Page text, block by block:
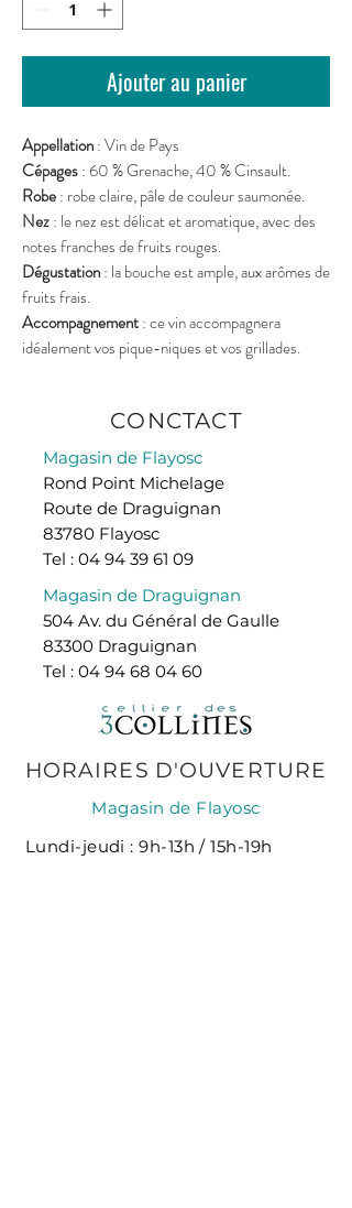
Ajouter au panier
Appellation: Vin de Pays
Cépages: 60 % Grenache, 40 % Cinsault.
Robe: robe claire, pâle de couleur saumonée.
Nez: le nez est délicat et aromatique, avec des
notes franches de fruits rouges.
Dégustation: la bouche est ample, aux arômes de
fruits frais.
Accompagnement: ce vin accompagnera
idéalement vos pique-niques et vos grillades.
CONCTACT
Magasin de Flayosc
Rond Point Michelage
Route de Draguignan
83780 Flayosc
Tel : 04 94 39 61 09
Magasin de Draguignan
504 Av. du Général de Gaulle
83300 Draguignan
Tel : 04 94 68 04 60
HORAIRES D'OUVERTURE
Magasin de Flayosc
Lundi-jeudi : 9h-13h / 15h-19h